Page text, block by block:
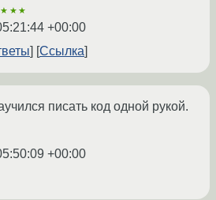
+00:00
Ссылка
писать код одной рукой.
+00:00